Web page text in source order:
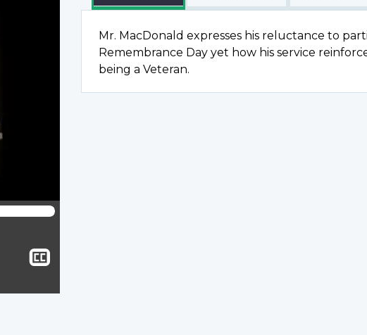
sous-
Mr. MacDonald expresses his reluctance to
Remembrance Day yet how his service
being a Veteran.